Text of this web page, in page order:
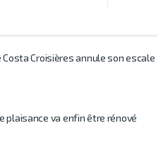
Croisières annule son escale
plaisance va enfin être rénové